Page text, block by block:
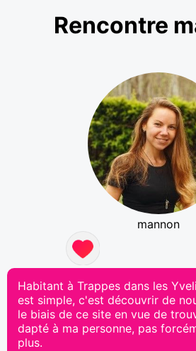
Rencontre
mannon
Habitant à Trappes dans les
est simple, c'est découvrir de
le biais de ce site en vue de
dapté à ma personne, pas
plus.